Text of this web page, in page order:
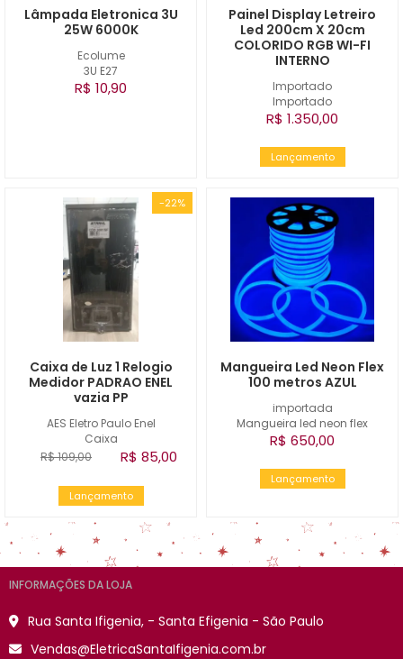
Ecolume
3U E27
Lâmpada Eletronica 3U
25W 6000K
R$ 10,90
Importado
Importado
Painel Display Letreiro
Led 200cm X 20cm
COLORIDO RGB WI-FI
INTERNO
R$ 1.350,00
Lançamento
-22%
AES Eletro Paulo Enel
Caixa
Caixa de Luz 1 Relogio
Medidor PADRAO ENEL
vazia PP
R$ 109,00 R$ 85,00
Lançamento
importada
Mangueira led neon flex
Mangueira Led Neon Flex
100 metros AZUL
R$ 650,00
Lançamento
INFORMAÇÕES DA LOJA
Rua Santa Ifigenia, - Santa Efigenia - São Paulo
Vendas@EletricaSantaIfigenia.com.br